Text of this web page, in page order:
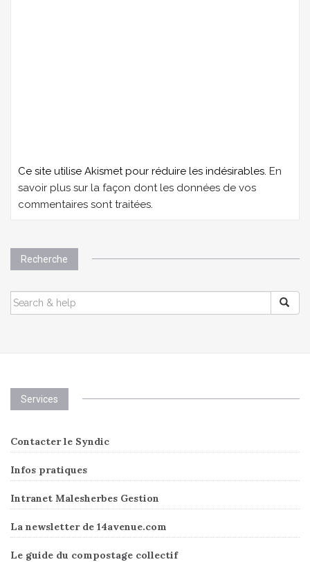
Ce site utilise Akismet pour réduire les indésirables. En
savoir plus sur la façon dont les données de vos
commentaires sont traitées
Recherche
SEARCH
FOR:
Services
Contacter le Syndic
Infos pratiques
Intranet Malesherbes Gestion
La newsletter de 14avenue.com
Le guide du compostage collectif